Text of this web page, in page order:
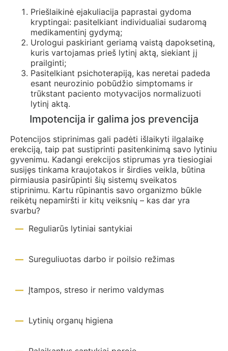
Priešlaikinė ejakuliacija paprastai gydoma
kryptingai: pasitelkiant individualiai sudaromą
medikamentinį gydymą;
Urologui paskiriant geriamą vaistą dapoksetiną,
kuris vartojamas prieš lytinį aktą, siekiant jį
prailginti;
Pasitelkiant psichoterapiją, kas neretai padeda
esant neurozinio pobūdžio simptomams ir
trūkstant paciento motyvacijos normalizuoti
lytinį aktą.
Impotencija ir galima jos prevencija
Potencijos stiprinimas gali padėti išlaikyti ilgalaikę
erekciją, taip pat sustiprinti pasitenkinimą savo lytiniu
gyvenimu. Kadangi erekcijos stiprumas yra tiesiogiai
susijęs tinkama kraujotakos ir širdies veikla, būtina
pirmiausia pasirūpinti šių sistemų sveikatos
stiprinimu. Kartu rūpinantis savo organizmo būkle
reikėtų nepamiršti ir kitų veiksnių – kas dar yra
svarbu?
Reguliarūs lytiniai santykiai
Sureguliuotas darbo ir poilsio režimas
Įtampos, streso ir nerimo valdymas
Lytinių organų higiena